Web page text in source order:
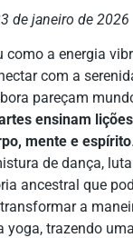
de janeiro de 2026
como a energia
com a
pareçam
ensinam lições
mente e espírito
de dança,
ancestral que
a
yoga, trazendo